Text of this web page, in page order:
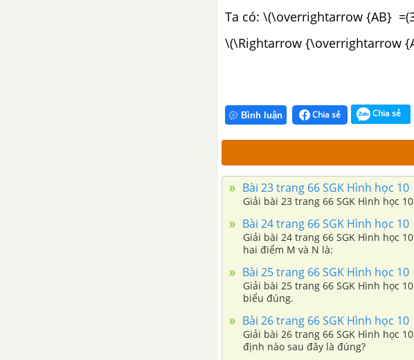
Ta có: \(\overrightarrow {AB}
\(\Rightarrow {\overrightarrow
Bình luận Chia sẻ Chia sẻ
Bài 23 trang 66 SGK Hình học 10
Giải bài 23 trang 66 SGK Hình học
Bài 24 trang 66 SGK Hình học 10
Giải bài 24 trang 66 SGK Hình học
hai điểm M và N là:
Bài 25 trang 66 SGK Hình học 10
Giải bài 25 trang 66 SGK Hình học
biểu đúng.
Bài 26 trang 66 SGK Hình học 10
Giải bài 26 trang 66 SGK Hình học
định nào sau đây là đúng?